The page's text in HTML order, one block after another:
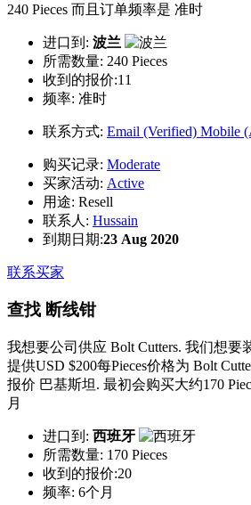
240 Pieces 而且订单频率是 准时
进口到: 波兰
所需数量: 240 Pieces
收到的报价:11
频率: 准时
联系方式: Email (Verified) Mobile
购买记录: Moderate
买家活动: Active
用途: Resell
联系人: Hussain
到期日期:23 Aug 2020
联系买家
查找 断线钳
我想要公司供应 Bolt Cutters. 我们想要
提供USD $200每Pieces价格为 Bolt
报价 巴基斯坦. 最初会购买大约170
月
进口到: 西班牙
所需数量: 170 Pieces
收到的报价:20
频率: 6个月